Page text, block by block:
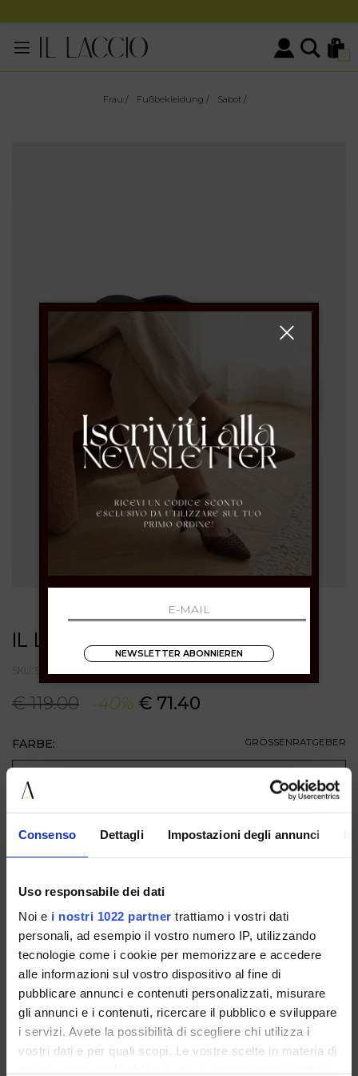
Consenso Dettagli Impostazioni degli annunci
Uso responsabile dei dati
Noi e i nostri 1022 partner trattiamo i vostri dati
personali, ad esempio il vostro numero IP, utilizzando
tecnologie come i cookie per memorizzare e accedere
alle informazioni sul vostro dispositivo al fine di
pubblicare annunci e contenuti personalizzati, misurare
gli annunci e i contenuti, ricercare il pubblico e sviluppare
i servizi. Avete la possibilità di scegliere chi utilizza i
vostri dati e per quali scopi. Le vostre scelte in materia di
0
Frau / Fußbekleidung / Sabot /
IL LACCIO
SKU: 91CAMOSCIOT.MORO
€ 119.00 -40% € 71.40
FARBE: GRÖSSENRATGEBER
ZUM WARENKORB HINZUFÜGEN
VERFÜGBAR IN
91ROCKT.MORO
NEWSLETTER ABONNIEREN